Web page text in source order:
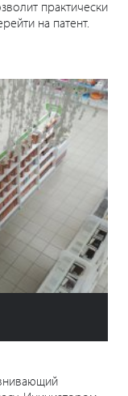
практически
на патент.